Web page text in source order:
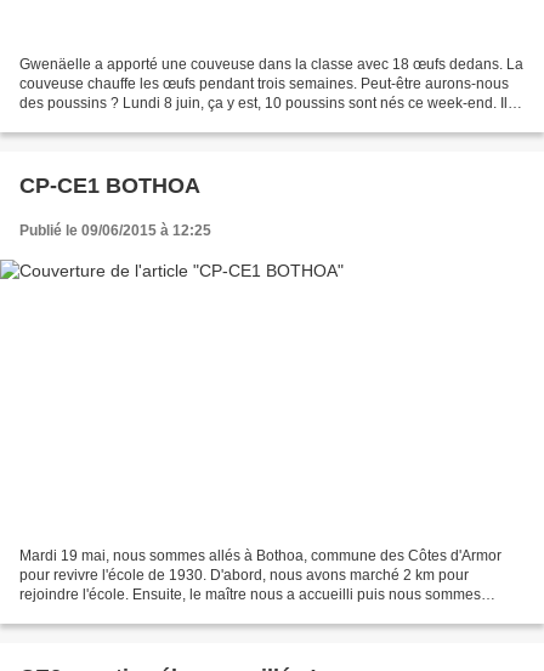
Gwenäelle a apporté une couveuse dans la classe avec 18 œufs dedans. La
couveuse chauffe les œufs pendant trois semaines. Peut-être aurons-nous
des poussins ? Lundi 8 juin, ça y est, 10 poussins sont nés ce week-end. Il y
CP-CE1 BOTHOA
Publié le 09/06/2015 à 12:25
Mardi 19 mai, nous sommes allés à Bothoa, commune des Côtes d'Armor
pour revivre l'école de 1930. D'abord, nous avons marché 2 km pour
rejoindre l'école. Ensuite, le maître nous a accueilli puis nous sommes